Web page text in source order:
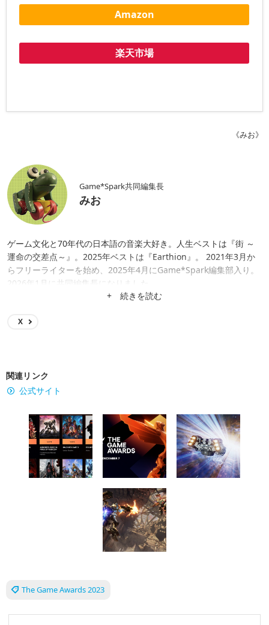
Amazon
楽天市場
《みお》
Game*Spark共同編集長
みお
ゲーム文化と70年代の日本語の音楽大好き。人生ベストは『街 ～
運命の交差点～』。2025年ベストは『Earthion』。 2021年3月か
らフリーライターを始め、2025年4月にGame*Spark編集部入り。
2026年1月に共同編集長になりました。
+ 続きを読む
X
関連リンク
公式サイト
The Game Awards 2023